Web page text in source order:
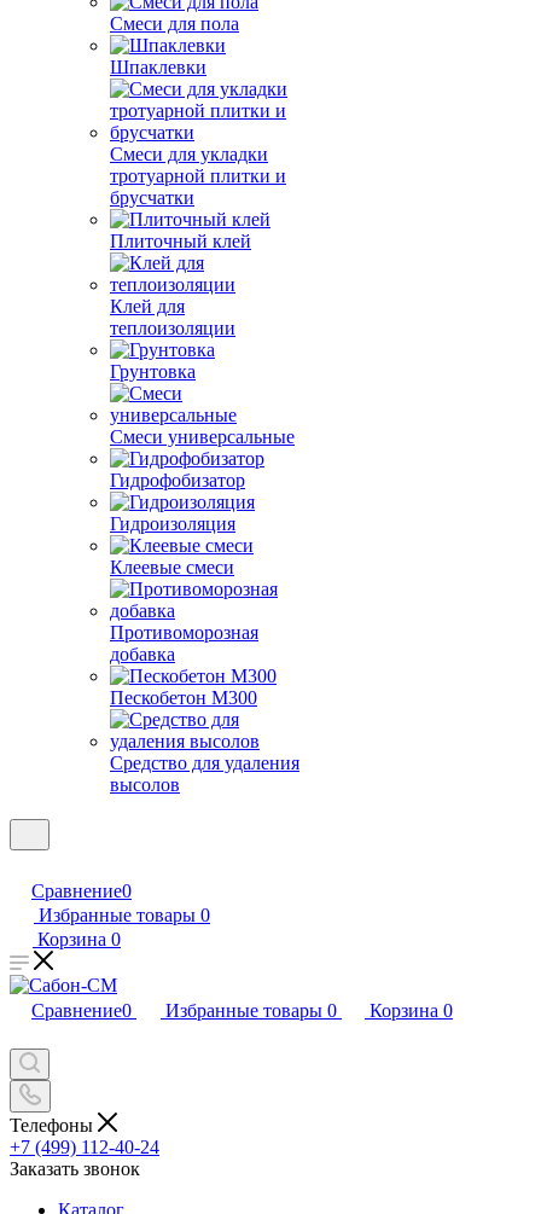
Смеси для пола
Шпаклевки
Смеси для укладки
тротуарной плитки и
брусчатки
Плиточный клей
Клей для
теплоизоляции
Грунтовка
Смеси универсальные
Гидрофобизатор
Гидроизоляция
Клеевые смеси
Противоморозная
добавка
Пескобетон М300
Средство для удаления
высолов
Сравнение0
Избранные товары 0
Корзина 0
Сравнение0 Избранные товары 0 Корзина 0
Телефоны
+7 (499) 112-40-24
Заказать звонок
Каталог